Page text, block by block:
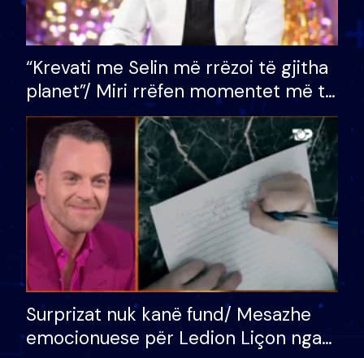
“Krevati me Selin më rrëzoi të gjitha
planet”/ Miri rrëfen momentet më të
bukura në shtëpinë e BB VIP: Do më
mungojë zilja e mëngjesit kur…
Surprizat nuk kanë fund/ Mesazhe
emocionuese për Ledion Liçon nga